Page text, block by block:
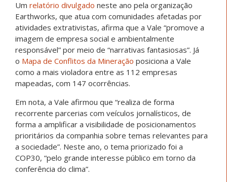
Um relatório divulgado neste ano pela organização
Earthworks, que atua com comunidades afetadas por
atividades extrativistas, afirma que a Vale “promove a
imagem de empresa social e ambientalmente
responsável” por meio de “narrativas fantasiosas”. Já
o Mapa de Conflitos da Mineração posiciona a Vale
como a mais violadora entre as 112 empresas
mapeadas, com 147 ocorrências.
Em nota, a Vale afirmou que “realiza de forma
recorrente parcerias com veículos jornalísticos, de
forma a amplificar a visibilidade de posicionamentos
prioritários da companhia sobre temas relevantes para
a sociedade”. Neste ano, o tema priorizado foi a
COP30, “pelo grande interesse público em torno da
conferência do clima”.